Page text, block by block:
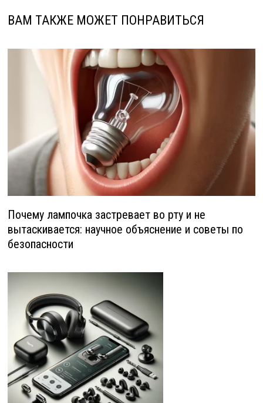
ВАМ ТАКЖЕ МОЖЕТ ПОНРАВИТЬСЯ
Почему лампочка застревает во рту и не
вытаскивается: научное объяснение и советы по
безопасности